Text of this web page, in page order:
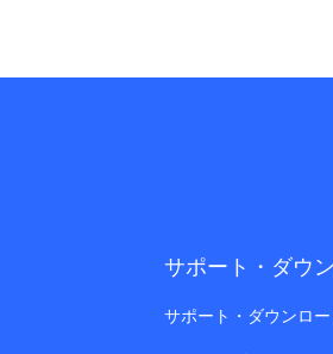
サポート・ダウ
サポート・ダウンロー